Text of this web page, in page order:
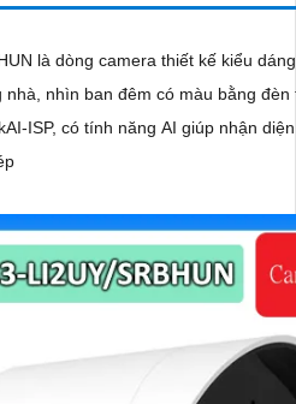
là dòng camera thiết kế kiểu
nhìn ban đêm có màu bằng đèn
ISP, có tính năng AI giúp nhận